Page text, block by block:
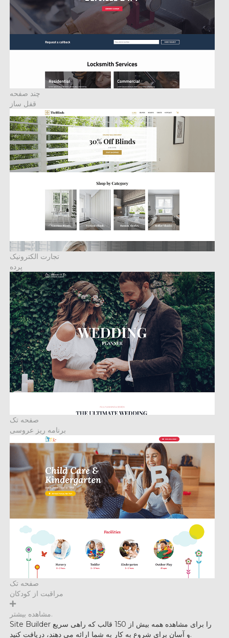
چند صفحه
قفل ساز
تجارت الکترونیک
پرده
صفحه تک
برنامه ریز عروسی
صفحه تک
مراقبت از کودکان
مشاهده بیشتر.
Site Builder را برای مشاهده همه بیش از 150 قالب که راهی سریع
و آسان برای شروع به کار به شما ارائه می دهند، دریافت کنید.